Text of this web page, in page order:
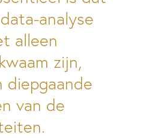
analyse
alleen
zijn,
diepgaande
van de